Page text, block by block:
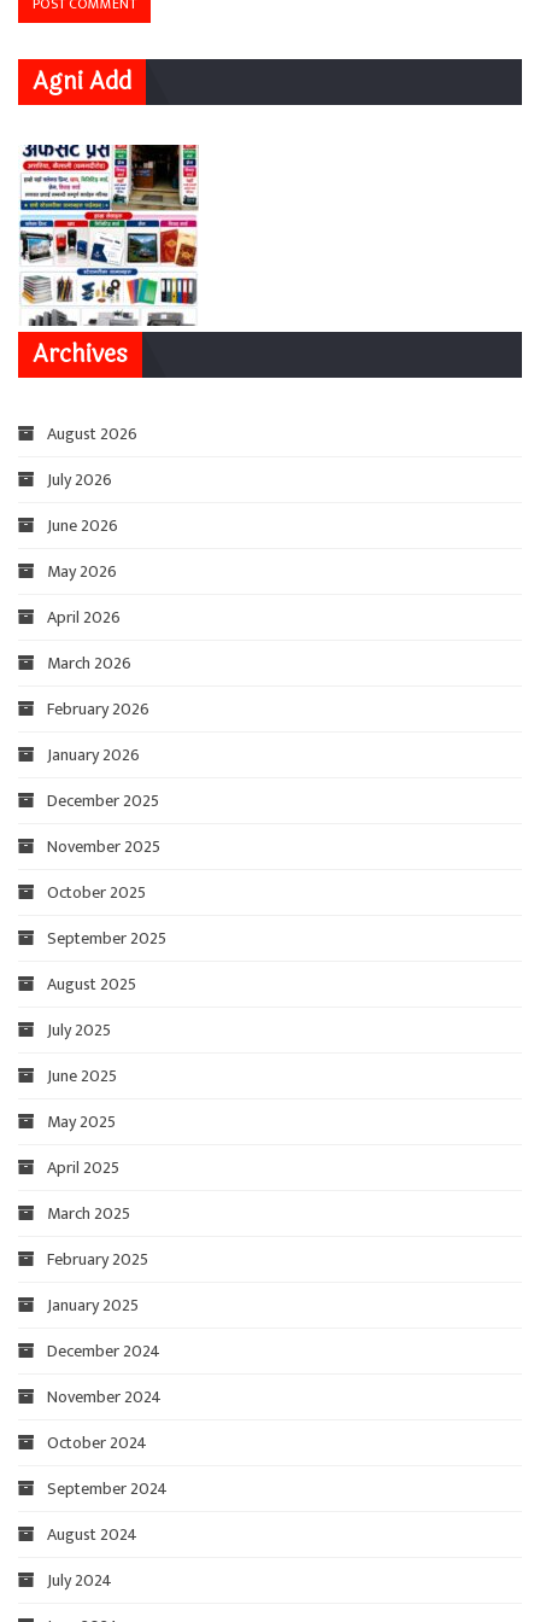
Agni Add
Archives
August 2026
July 2026
June 2026
May 2026
April 2026
March 2026
February 2026
January 2026
December 2025
November 2025
October 2025
September 2025
August 2025
July 2025
June 2025
May 2025
April 2025
March 2025
February 2025
January 2025
December 2024
November 2024
October 2024
September 2024
August 2024
July 2024